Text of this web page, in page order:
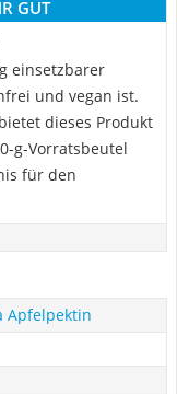
GUT
einsetzbarer
und vegan ist.
dieses Produkt
g-Vorratsbeutel
für den
Apfelpektin